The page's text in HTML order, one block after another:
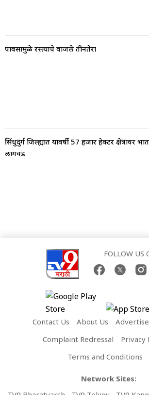
पावसामुळे रस्त्याचे वाजले तीनतेरा
सिंधुदुर्ग जिल्ह्यात यावर्षी 57 हजार हेक्टर क्षेत्रावर भात
लागवड
FOLLOW US
Contact Us About Us
Complaint Redressal
Privacy
Terms and Conditions
Network Sites: